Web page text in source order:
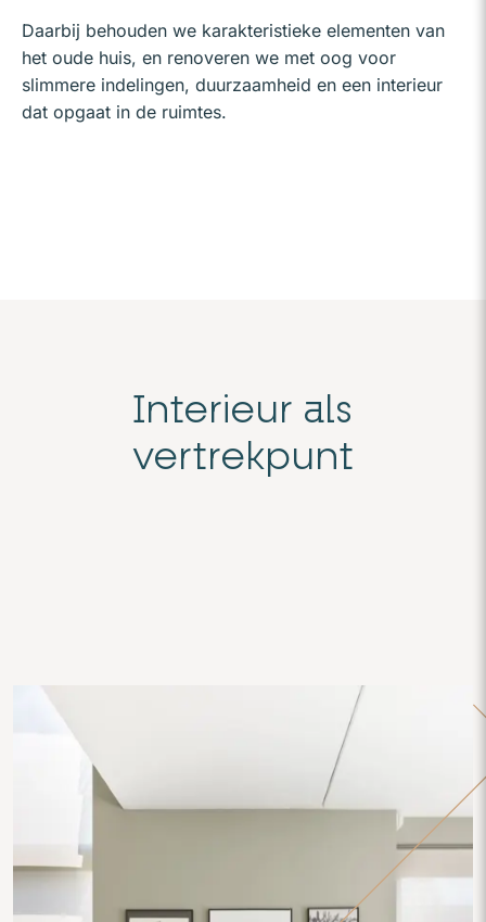
Daarbij behouden we karakteristieke elementen van
het oude huis, en renoveren we met oog voor
slimmere indelingen, duurzaamheid en een interieur
dat opgaat in de ruimtes.
Interieur als
vertrekpunt